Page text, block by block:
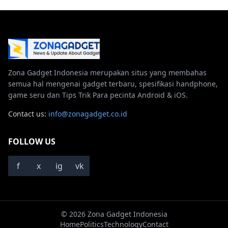
Zona Gadget Indonesia merupakan situs yang membahas
semua hal mengenai gadget terbaru, spesifikasi handphone,
game seru dan Tips Trik Para pecinta Android & iOS.
Contact us: info@zonagadget.co.id
FOLLOW US
f x ig vk
© 2026 Zona Gadget Indonesia
HomePoliticsTechnologyContact